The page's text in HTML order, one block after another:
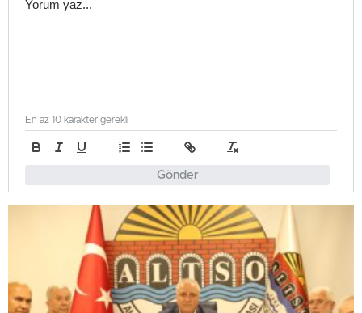
Gönder
En az 10 karakter gerekli